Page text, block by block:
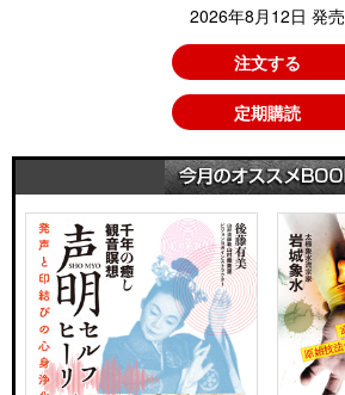
2026年8月12日 発売
注文する
定期購読